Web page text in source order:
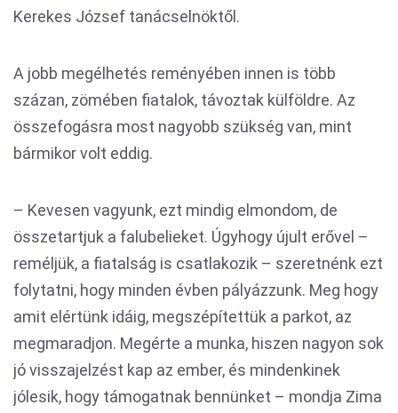
Kerekes József tanácselnöktől.
A jobb megélhetés reményében innen is több
százan, zömében fiatalok, távoztak külföldre. Az
összefogásra most nagyobb szükség van, mint
bármikor volt eddig.
– Kevesen vagyunk, ezt mindig elmondom, de
összetartjuk a falubelieket. Úgyhogy újult erővel –
reméljük, a fiatalság is csatlakozik – szeretnénk ezt
folytatni, hogy minden évben pályázzunk. Meg hogy
amit elértünk idáig, megszépítettük a parkot, az
megmaradjon. Megérte a munka, hiszen nagyon sok
jó visszajelzést kap az ember, és mindenkinek
jólesik, hogy támogatnak bennünket – mondja Zima